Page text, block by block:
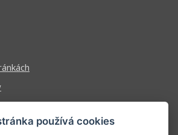
používá cookies